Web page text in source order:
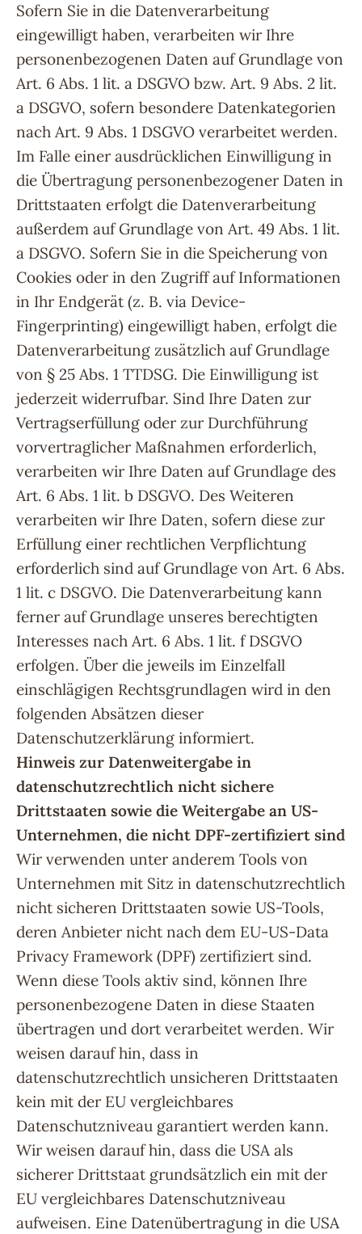
Sofern Sie in die Datenverarbeitung
eingewilligt haben, verarbeiten wir Ihre
personenbezogenen Daten auf Grundlage von
Art. 6 Abs. 1 lit. a DSGVO bzw. Art. 9 Abs. 2 lit.
a DSGVO, sofern besondere Datenkategorien
nach Art. 9 Abs. 1 DSGVO verarbeitet werden.
Im Falle einer ausdrücklichen Einwilligung in
die Übertragung personenbezogener Daten in
Drittstaaten erfolgt die Datenverarbeitung
außerdem auf Grundlage von Art. 49 Abs. 1 lit.
a DSGVO. Sofern Sie in die Speicherung von
Cookies oder in den Zugriff auf Informationen
in Ihr Endgerät (z. B. via Device-
Fingerprinting) eingewilligt haben, erfolgt die
Datenverarbeitung zusätzlich auf Grundlage
von § 25 Abs. 1 TTDSG. Die Einwilligung ist
jederzeit widerrufbar. Sind Ihre Daten zur
Vertragserfüllung oder zur Durchführung
vorvertraglicher Maßnahmen erforderlich,
verarbeiten wir Ihre Daten auf Grundlage des
Art. 6 Abs. 1 lit. b DSGVO. Des Weiteren
verarbeiten wir Ihre Daten, sofern diese zur
Erfüllung einer rechtlichen Verpflichtung
erforderlich sind auf Grundlage von Art. 6 Abs.
1 lit. c DSGVO. Die Datenverarbeitung kann
ferner auf Grundlage unseres berechtigten
Interesses nach Art. 6 Abs. 1 lit. f DSGVO
erfolgen. Über die jeweils im Einzelfall
einschlägigen Rechtsgrundlagen wird in den
folgenden Absätzen dieser
Datenschutzerklärung informiert.
Hinweis zur Datenweitergabe in
datenschutzrechtlich nicht sichere
Drittstaaten sowie die Weitergabe an US-
Unternehmen, die nicht DPF-zertifiziert sind
Wir verwenden unter anderem Tools von
Unternehmen mit Sitz in datenschutzrechtlich
nicht sicheren Drittstaaten sowie US-Tools,
deren Anbieter nicht nach dem EU-US-Data
Privacy Framework (DPF) zertifiziert sind.
Wenn diese Tools aktiv sind, können Ihre
personenbezogene Daten in diese Staaten
übertragen und dort verarbeitet werden. Wir
weisen darauf hin, dass in
datenschutzrechtlich unsicheren Drittstaaten
kein mit der EU vergleichbares
Datenschutzniveau garantiert werden kann.
Wir weisen darauf hin, dass die USA als
sicherer Drittstaat grundsätzlich ein mit der
EU vergleichbares Datenschutzniveau
aufweisen. Eine Datenübertragung in die USA